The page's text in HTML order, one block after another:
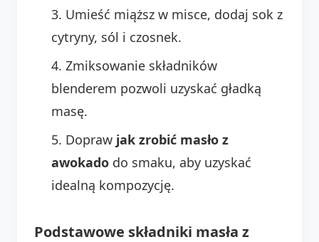
Umieść miąższ w misce, dodaj sok z
cytryny, sól i czosnek.
Zmiksowanie składników
blenderem pozwoli uzyskać gładką
masę.
Dopraw jak zrobić masło z
awokado do smaku, aby uzyskać
idealną kompozycję.
Podstawowe składniki masła z